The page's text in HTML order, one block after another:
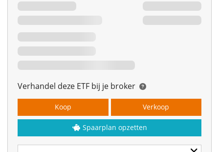
Verhandel deze ETF bij je broker
Koop Verkoop
Spaarplan opzetten